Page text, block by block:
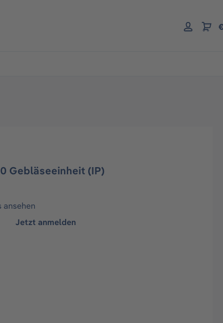
Gebläseeinheit (IP)
Jetzt anmelden